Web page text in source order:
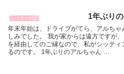
シッター日記 1年ぶり
年末年始は、ドライブがてら、アルち
しみでした。 我が家からは遠方ですが
を経由してのご縁なので、私がシッテ
るのです。 1年ぶりのアルちゃん ...